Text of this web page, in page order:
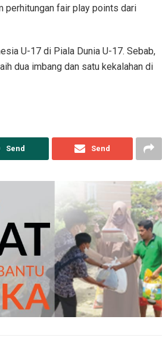
perhitungan fair play points dari
U-17 di Piala Dunia U-17. Sebab,
dua imbang dan satu kekalahan di
Send Send